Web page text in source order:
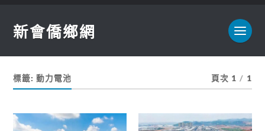
新會僑鄉網
標籤:動力電池 頁次 1 / 1